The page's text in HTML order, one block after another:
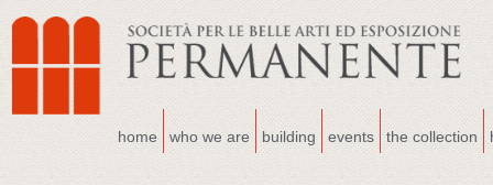
home who we are building events the collection